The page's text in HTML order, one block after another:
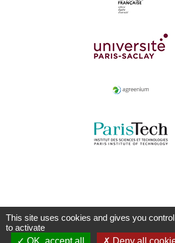
This site uses cookies and gives you
to activate
OK, accept all
Deny all